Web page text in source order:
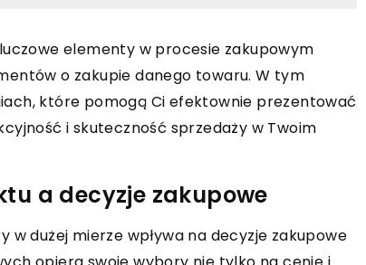
elementy w procesie zakupowym
o zakupie danego towaru. W tym
które pomogą Ci efektownie prezentować
i skuteczność sprzedaży w Twoim
a decyzje zakupowe
dużej mierze wpływa na decyzje zakupowe